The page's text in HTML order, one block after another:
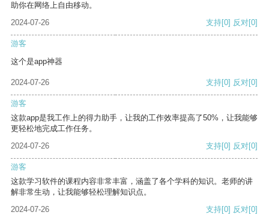
助你在网络上自由移动。
2024-07-26
支持[0] 反对[0]
游客
这个是app神器
2024-07-26 支持[0] 反对[0]
游客
这款app是我工作上的得力助手，让我的工作效率提高了50%，让我能够
更轻松地完成工作任务。
2024-07-26
支持[0] 反对[0]
游客
这款学习软件的课程内容非常丰富，涵盖了各个学科的知识。老师的讲
解非常生动，让我能够轻松理解知识点。
2024-07-26
支持[0] 反对[0]